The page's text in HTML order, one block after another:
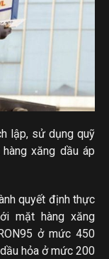
lập, sử dụng quỹ
xăng dầu áp
quyết định thực
mặt hàng xăng
ở mức 450
hỏa ở mức 200